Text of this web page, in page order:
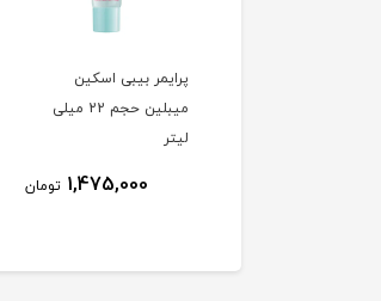
پرایمر بیبی اسکین
میبلین حجم 22 میلی
لیتر
1,475,000 تومان